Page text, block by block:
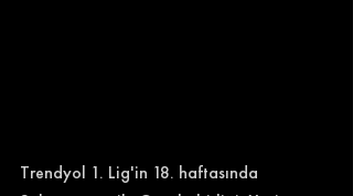
Trendyol 1. Lig'in 18. haftasında